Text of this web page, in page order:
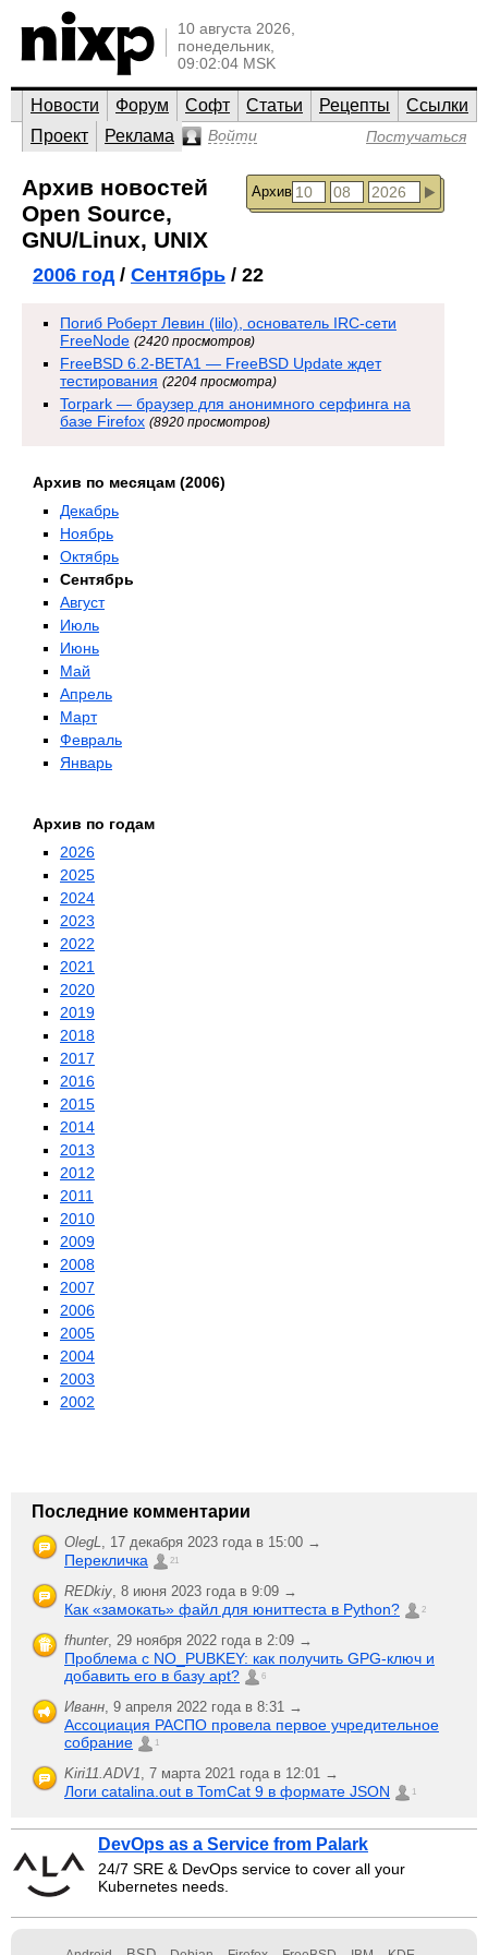
10 августа 2026,
понедельник,
09:02:04 MSK
Новости Форум Софт Статьи Рецепты
Ссылки
Проект
Реклама Войти Постучаться
Архив
Архив новостей
Open Source,
GNU/Linux, UNIX
2006 год/ Сентябрь / 22
Погиб Роберт Левин (lilo), основатель IRC-сети
FreeNode (2420 просмотров)
FreeBSD 6.2-BETA1 — FreeBSD Update ждет
тестирования (2204 просмотра)
Torpark — браузер для анонимного серфинга на
базе Firefox (8920 просмотров)
Архив по месяцам (2006)
Декабрь
Ноябрь
Октябрь
Сентябрь
Август
Июль
Июнь
Май
Апрель
Март
Февраль
Январь
Архив по годам
2026
2025
2024
2023
2022
2021
2020
2019
2018
2017
2016
2015
2014
2013
2012
2011
2010
2009
2008
2007
2006
2005
2004
2003
2002
Последние комментарии
OlegL, 17 декабря 2023 года в 15:00 →
Перекличка 21
REDkiy, 8 июня 2023 года в 9:09 →
Как «замокать» файл для юниттеста в Python? 2
fhunter, 29 ноября 2022 года в 2:09 →
Проблема с NO_PUBKEY: как получить GPG-ключ и
добавить его в базу apt?
6
Иванн, 9 апреля 2022 года в 8:31 →
Ассоциация РАСПО провела первое учредительное
собрание
1
Kiri11.ADV1, 7 марта 2021 года в 12:01 →
Логи catalina.out в TomCat 9 в формате JSON 1
DevOps as a Service from Palark
24/7 SRE & DevOps service to cover all your
Kubernetes needs.